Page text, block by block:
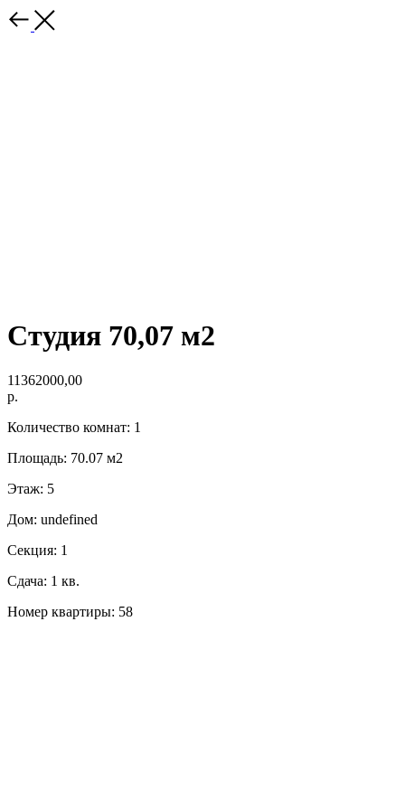
Студия 70,07 м2
11362000,00
р.
Количество комнат: 1
Площадь: 70.07 м2
Этаж: 5
Дом: undefined
Секция: 1
Сдача: 1 кв.
Номер квартиры: 58